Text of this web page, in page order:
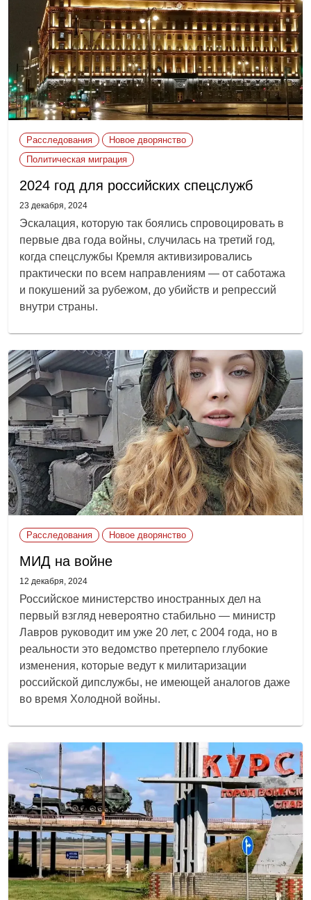
Расследования
Новое дворянство
Политическая миграция
2024 год для российских спецслужб
23 декабря, 2024
Эскалация, которую так боялись спровоцировать в
первые два года войны, случилась на третий год,
когда спецслужбы Кремля активизировались
практически по всем направлениям — от саботажа
и покушений за рубежом, до убийств и репрессий
внутри страны.
Расследования Новое дворянство
МИД на войне
12 декабря, 2024
Российское министерство иностранных дел на
первый взгляд невероятно стабильно — министр
Лавров руководит им уже 20 лет, с 2004 года, но в
реальности это ведомство претерпело глубокие
изменения, которые ведут к милитаризации
российской дипслужбы, не имеющей аналогов даже
во время Холодной войны.